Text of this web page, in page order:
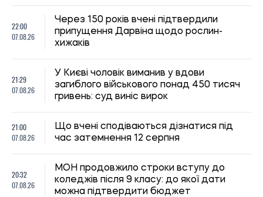
20:00
07.08.26
У Лос-Анджелесі виявили новий вид
жаби льодовикового періоду
19:30
07.08.26
Українців за кордоном запрошують
долучитися до створення Мережі
єдності: як подати пропозиції